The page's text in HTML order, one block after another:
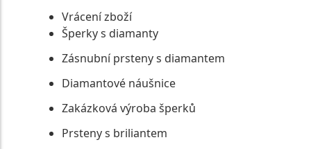
Vrácení zboží
Šperky s diamanty
Zásnubní prsteny s diamantem
Diamantové náušnice
Zakázková výroba šperků
Prsteny s briliantem